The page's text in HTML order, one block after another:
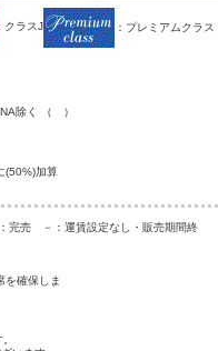
クラスJ ：プレミアムクラス
除く （ ）
(50%)加算
売 －：運賃設定なし・販売期間終
を確保しま